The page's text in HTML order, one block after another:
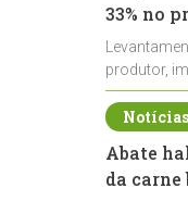
33% no
produtor,
de leite cru
Abate
da